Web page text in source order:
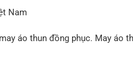
Nam
áo thun đồng phục. May áo